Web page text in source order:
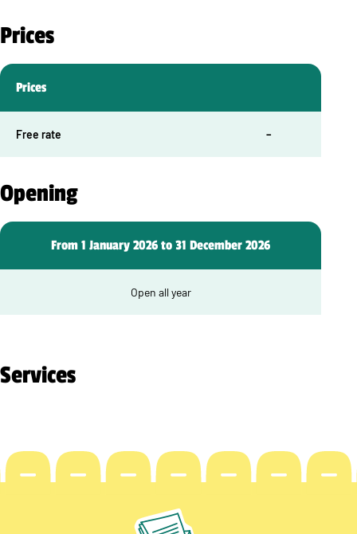
Prices
Prices
Free rate –
Opening
From 1 January 2026 to 31 December 2026
Open all year
Services